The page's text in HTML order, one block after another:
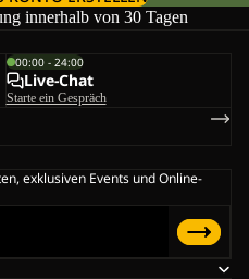
innerhalb von 30 Tagen
00:00 - 24:00
Live-Chat
Starte ein Gespräch
exklusiven Events und Online-